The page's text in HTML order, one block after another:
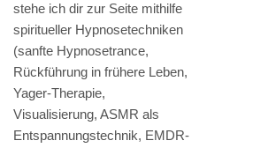
stehe ich dir zur Seite mithilfe
spiritueller Hypnosetechniken
(sanfte Hypnosetrance,
Rückführung in frühere Leben,
Yager-Therapie,
Visualisierung, ASMR als
Entspannungstechnik, EMDR-